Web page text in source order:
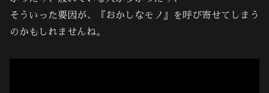
そういった要因が、『おかしなモノ』を呼び寄せてしまう
のかもしれませんね。